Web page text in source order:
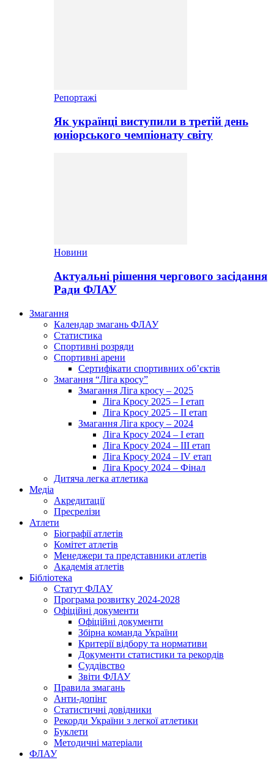
Репортажі
Як українці виступили в третій день
юніорського чемпіонату світу
Новини
Актуальні рішення чергового засідання
Ради ФЛАУ
Змагання
Календар змагань ФЛАУ
Статистика
Спортивні розряди
Спортивні арени
Сертифікати спортивних об’єктів
Змагання “Ліга кросу”
Змагання Ліга кросу – 2025
Ліга Кросу 2025 – I етап
Ліга Кросу 2025 – II етап
Змагання Ліга кросу – 2024
Ліга Кросу 2024 – I етап
Ліга Кросу 2024 – III етап
Ліга Кросу 2024 – IV етап
Ліга Кросу 2024 – Фінал
Дитяча легка атлетика
Медіа
Акредитації
Пресрелізи
Атлети
Біографії атлетів
Комітет атлетів
Менеджери та представники атлетів
Академія атлетів
Бібліотека
Статут ФЛАУ
Програма розвитку 2024-2028
Офіційні документи
Офіційні документи
Збірна команда України
Критерії відбору та нормативи
Документи статистики та рекордів
Суддівство
Звіти ФЛАУ
Правила змагань
Анти-допінг
Статистичні довідники
Рекорди України з легкої атлетики
Буклети
Методичні матеріали
ФЛАУ